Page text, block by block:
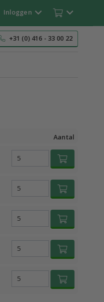
Inloggen
+31 (0) 416 - 33 00 22
Aantal